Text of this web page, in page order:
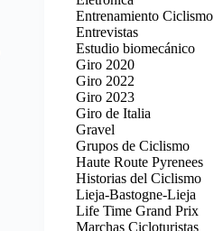
Entrenamiento Ciclismo
Entrevistas
Estudio biomecánico
Giro 2020
Giro 2022
Giro 2023
Giro de Italia
Gravel
Grupos de Ciclismo
Haute Route Pyrenees
Historias del Ciclismo
Lieja-Bastogne-Lieja
Life Time Grand Prix
Marchas Cicloturistas